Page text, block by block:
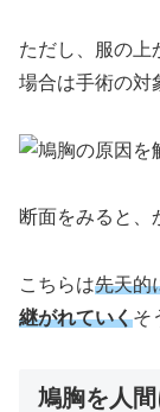
ただし、服の上
場合は手術の対
断面をみると、
こちらは先天的
継がれていくそ
鳩胸を人